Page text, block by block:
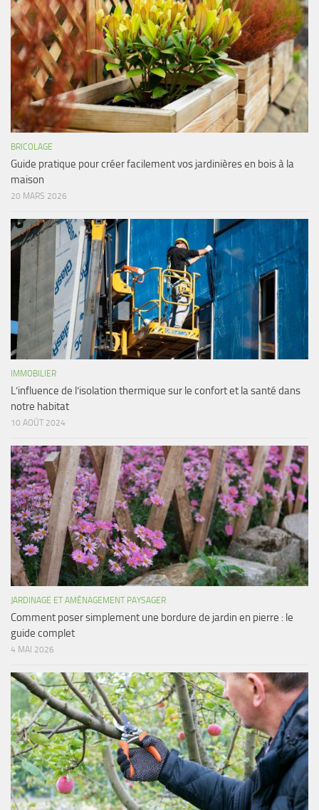
BRICOLAGE
Guide pratique pour créer facilement vos jardinières en bois à la
maison
20 MARS 2026
IMMOBILIER
L’influence de l’isolation thermique sur le confort et la santé dans
notre habitat
10 AOÛT 2024
JARDINAGE ET AMÉNAGEMENT PAYSAGER
Comment poser simplement une bordure de jardin en pierre : le
guide complet
4 MAI 2026